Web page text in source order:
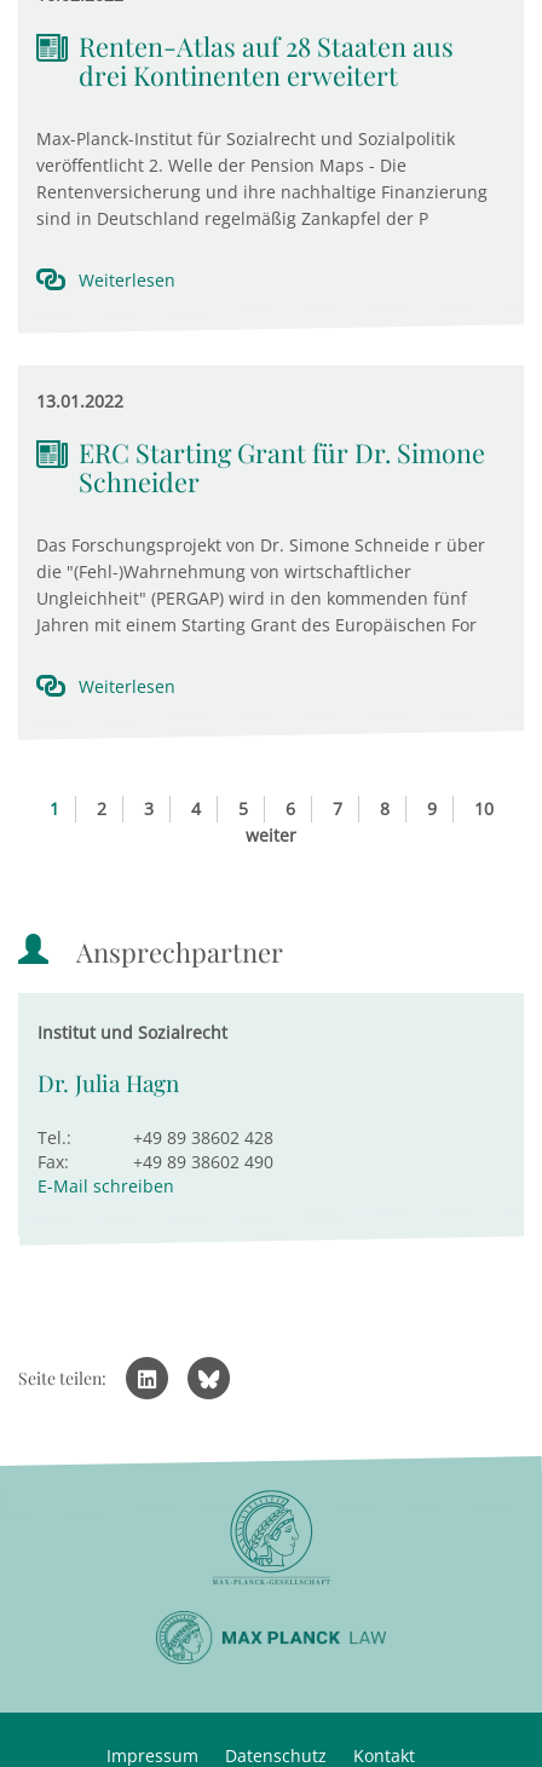
Renten-Atlas auf 28 Staaten aus
drei Kontinenten erweitert
Max-Planck-Institut für Sozialrecht und Sozialpolitik
veröffentlicht 2. Welle der Pension Maps - Die
Rentenversicherung und ihre nachhaltige Finanzierung
sind in Deutschland regelmäßig Zankapfel der P
Weiterlesen
13.01.2022
ERC Starting Grant für Dr. Simone
Schneider
Das Forschungsprojekt von Dr. Simone Schneide r über
die "(Fehl-)Wahrnehmung von wirtschaftlicher
Ungleichheit" (PERGAP) wird in den kommenden fünf
Jahren mit einem Starting Grant des Europäischen For
Weiterlesen
1 2 3 4 5 6 7 8 9
10
weiter
Ansprechpartner
Institut und Sozialrecht
Dr. Julia Hagn
Tel.:
+49 89 38602 428
Fax:
+49 89 38602 490
E-Mail schreiben
Seite teilen:
Impressum Datenschutz Kontakt